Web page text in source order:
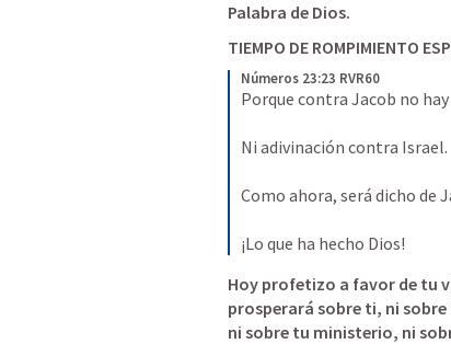
Palabra de Dios.
TIEMPO DE ROMPIMIENTO
Números 23:23 RVR60
Porque contra Jacob no
Ni adivinación contra Israel.
Como ahora, será dicho de
¡Lo que ha hecho Dios!
Hoy profetizo a favor de tu
prosperará sobre ti, ni
ni sobre tu ministerio, ni